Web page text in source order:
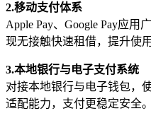
2.移动支付体系
Apple Pay、Google Pay应用
现无接触快速租借，提升使
3.本地银行与电子支付系统
对接本地银行与电子钱包，
适配能力，支付更稳定安全。